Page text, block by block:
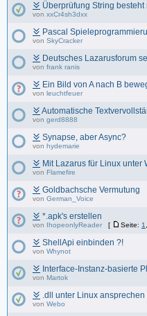
Überprüfung String
von xxCr4sh3dxx
Pascal
von SkyCracker
Deutsches Lazarusforum
von frank ranis
Ein Bild von A nach B
von leuchtfeuer
Automatische
von gerd8888
Synapse, aber Async?
von hydemarie
Mit Lazarus für Linux unter
von Flamefire
Goldbachsche Vermutung
von German_Voice
*.apk's erstellen
von IhopeonlyReader [ Seite: 1
ShellApi einbinden ?!
von Whynot
Interface-Instanz-basierte
von Martok
.dll unter Linux ansprechen
von Webo